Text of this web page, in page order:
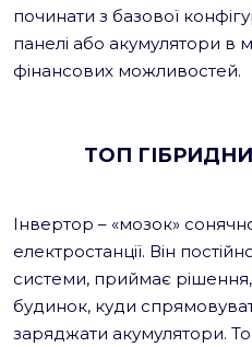
починати з базової
панелі або акумулятори в
фінансових можливостей.
ТОП
Інвертор – «мозок»
електростанції. Він
системи, приймає
будинок, куди
заряджати акумулятори.